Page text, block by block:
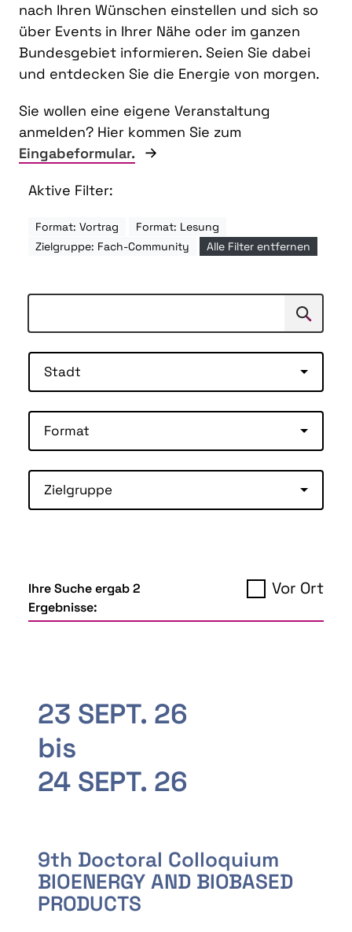
nach Ihren Wünschen einstellen und sich so
über Events in Ihrer Nähe oder im ganzen
Bundesgebiet informieren. Seien Sie dabei
und entdecken Sie die Energie von morgen.
Sie wollen eine eigene Veranstaltung
anmelden? Hier kommen Sie zum
Eingabeformular.
Aktive Filter:
Format: Vortrag
Format: Lesung
Zielgruppe: Fach-Community
Alle Filter entfernen
Suchen
Stadt
Format
Zielgruppe
Ihre Suche ergab 2
Ergebnisse:
Vor Ort
23 SEPT. 26
bis
24 SEPT. 26
9th Doctoral Colloquium
BIOENERGY AND BIOBASED
PRODUCTS